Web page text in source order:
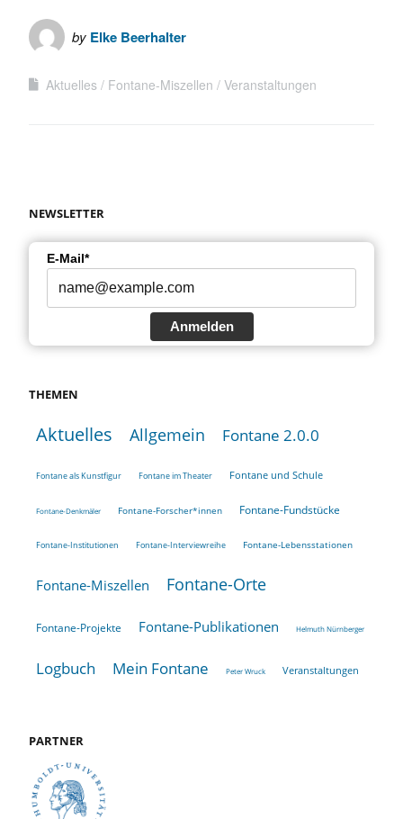
by Elke Beerhalter
Aktuelles Fontane-Miszellen Veranstaltungen
NEWSLETTER
E-Mail*
Anmelden
THEMEN
Aktuelles Allgemein Fontane 2.0.0
Fontane als Kunstfigur Fontane im Theater Fontane und Schule
Fontane-Denkmäler Fontane-Forscher*innen Fontane-Fundstücke
Fontane-Institutionen Fontane-Interviewreihe Fontane-Lebensstationen
Fontane-Miszellen Fontane-Orte
Fontane-Projekte Fontane-Publikationen Helmuth Nürnberger
Logbuch Mein Fontane Peter Wruck Veranstaltungen
PARTNER